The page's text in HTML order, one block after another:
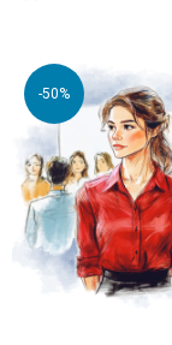
-50%